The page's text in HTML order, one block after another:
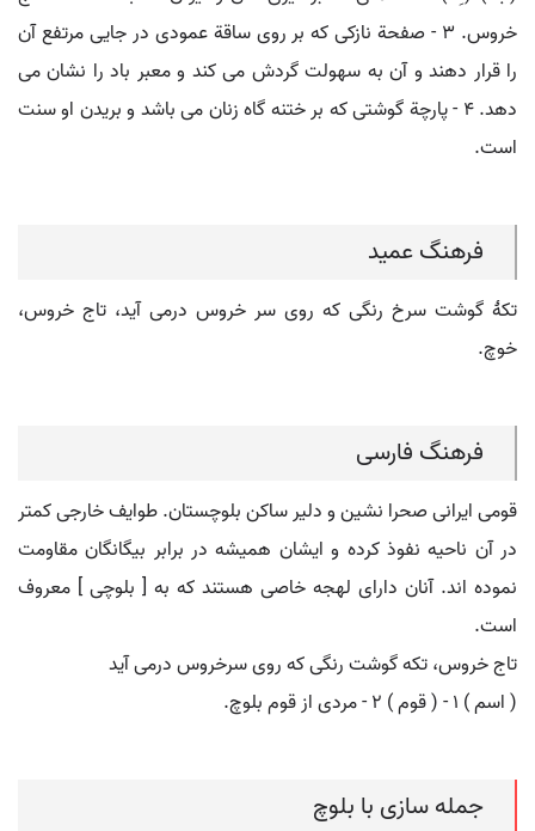
خروس. ۳ - صفحة نازکی که بر روی ساقة عمودی در جایی مرتفع آن
را قرار دهند و آن به سهولت گردش می کند و معبر باد را نشان می
دهد. ۴ - پارچة گوشتی که بر ختنه گاه زنان می باشد و بریدن او سنت
است.
فرهنگ عمید
تکۀ گوشت سرخ رنگی که روی سر خروس درمی آید، تاج خروس،
خوچ.
فرهنگ فارسی
قومی ایرانی صحرا نشین و دلیر ساکن بلوچستان. طوایف خارجی کمتر
در آن ناحیه نفوذ کرده و ایشان همیشه در برابر بیگانگان مقاومت
نموده اند. آنان دارای لهجه خاصی هستند که به [ بلوچی ] معروف
است.
تاج خروس، تکه گوشت رنگی که روی سرخروس درمی آید
( اسم ) ۱ - ( قوم ) ۲ - مردی از قوم بلوچ.
جمله سازی با بلوچ